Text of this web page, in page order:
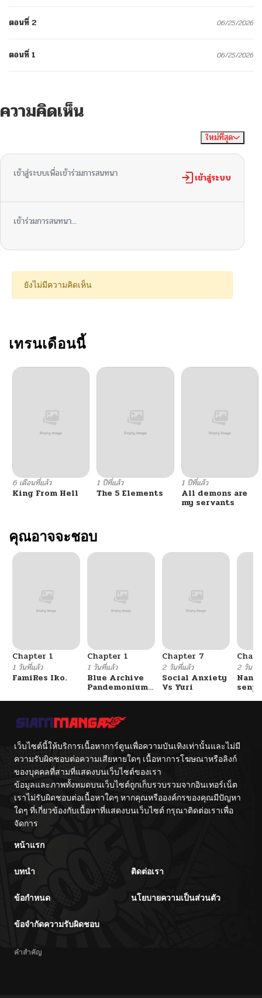
ตอนที่ 2 06/25/2026
ตอนที่ 1 06/25/2026
ความคิดเห็น
ใหม่ที่สุด
เข้าสู่ระบบเพื่อเข้าร่วมการสนทนา เข้าสู่ระบบ
เข้าร่วมการสนทนา...
ยังไม่มีความคิดเห็น
เทรนเดือนนี้
6 เดือนที่แล้ว
King From Hell
1 ปีที่แล้ว
The 5 Elements
1 ปีที่แล้ว
All demons are
my servants
คุณอาจจะชอบ
Chapter 1
1 วันที่แล้ว
FamiRes Iko.
Chapter 1
1 วันที่แล้ว
Blue Archive
Pandemonium
Chapter 7
2 วันที่แล้ว
Social Anxiety
Vs Yuri
2 วันที่แ
เว็บไซต์นี้ให้บริการเนื้อหาการ์ตูนเพื่อความบันเทิงเท่านั้นและไม่มี
ความรับผิดชอบต่อความเสียหายใดๆ เนื้อหาการโฆษณาหรือลิงก์
ของบุคคลที่สามที่แสดงบนเว็บไซต์ของเรา
ข้อมูลและภาพทั้งหมดบนเว็บไซต์ถูกเก็บรวบรวมจากอินเทอร์เน็ต
เราไม่รับผิดชอบต่อเนื้อหาใดๆ หากคุณหรือองค์กรของคุณมีปัญหา
ใดๆ ที่เกี่ยวข้องกับเนื้อหาที่แสดงบนเว็บไซต์ กรุณาติดต่อเราเพื่อ
จัดการ
หน้าแรก
บทนำ ติดต่อเรา
ข้อกำหนด นโยบายความเป็นส่วนตัว
ข้อจำกัดความรับผิดชอบ
คำสำคัญ